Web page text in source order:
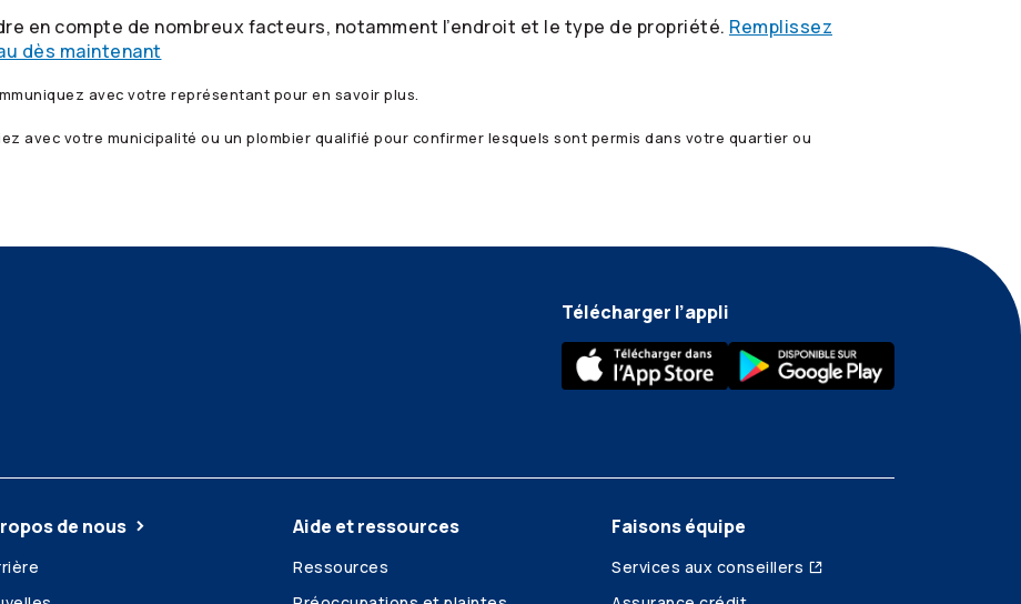
en compte de nombreux facteurs, notamment l’endroit et le type de propriété. Remplissez
dès maintenant
avec votre représentant pour en savoir plus.
avec votre municipalité ou un plombier qualifié pour confirmer lesquels sont permis dans votre quartier ou
Télécharger l’appli
de nous Aide et ressources
Ressources
Faisons équipe
Services aux conseillers